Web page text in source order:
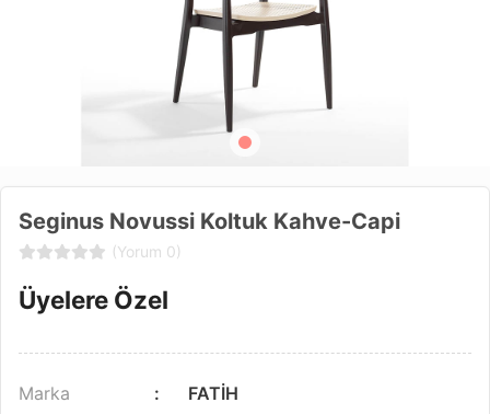
Seginus Novussi Koltuk Kahve-Capi
(Yorum 0)
Üyelere Özel
Marka
FATİH